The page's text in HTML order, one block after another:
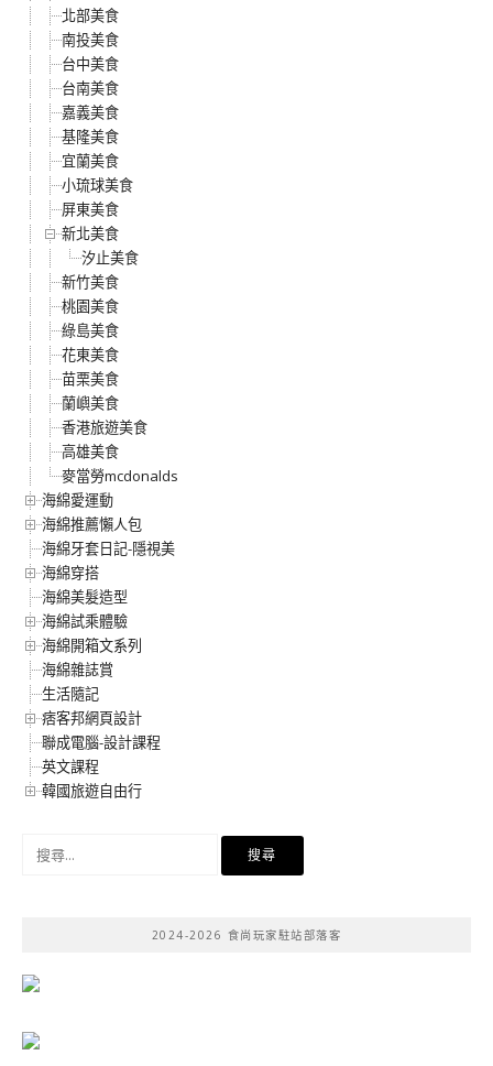
北部美食
南投美食
台中美食
台南美食
嘉義美食
基隆美食
宜蘭美食
小琉球美食
屏東美食
新北美食
汐止美食
新竹美食
桃園美食
綠島美食
花東美食
苗栗美食
蘭嶼美食
香港旅遊美食
高雄美食
麥當勞mcdonalds
海綿愛運動
海綿推薦懶人包
海綿牙套日記-隱視美
海綿穿搭
海綿美髮造型
海綿試乘體驗
海綿開箱文系列
海綿雜誌賞
生活隨記
痞客邦網頁設計
聯成電腦-設計課程
英文課程
韓國旅遊自由行
2024-2026 食尚玩家駐站部落客